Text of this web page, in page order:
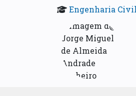
Engenharia Civil